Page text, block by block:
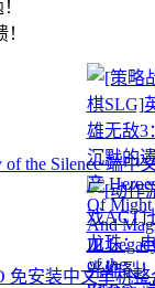
the Silence 端中
安装中文单机整